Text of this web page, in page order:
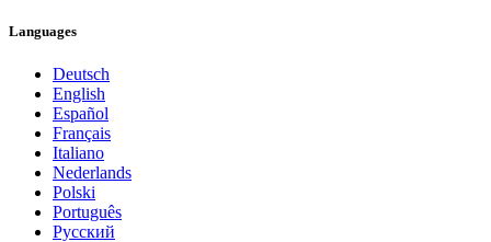
Languages
Deutsch
English
Español
Français
Italiano
Nederlands
Polski
Português
Pусский